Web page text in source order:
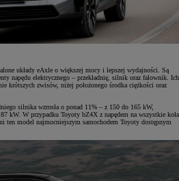
układy eAxle o większej mocy i lepszej wydajności. Są
napędu elektrycznego – przekładnię, silnik oraz falownik. Ich
krótszych zwisów, niżej położonego środka ciężkości oraz
silnika wzrosła o ponad 11% – z 150 do 165 kW,
kW. W przypadku Toyoty bZ4X z napędem na wszystkie koła
ten model najmocniejszym samochodem Toyoty dostępnym